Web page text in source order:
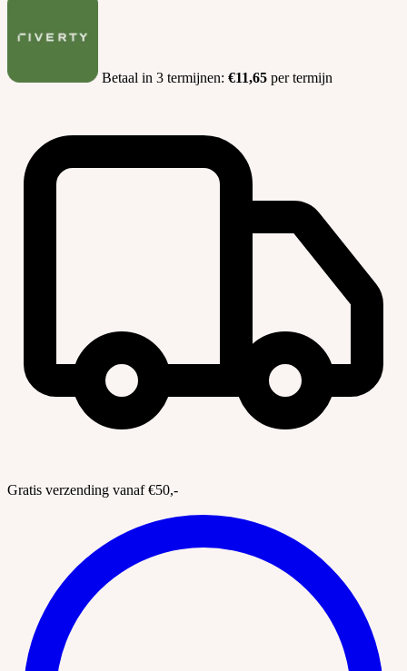
Betaal in 3 termijnen: €11,65 per termijn
Gratis verzending vanaf €50,-